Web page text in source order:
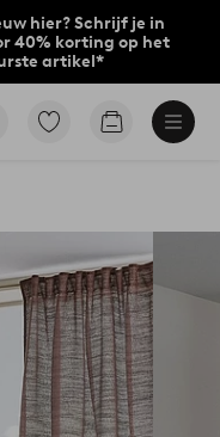
hier? Schrijf je in
40% korting op het
artikel*
Ga
Go